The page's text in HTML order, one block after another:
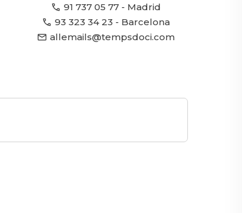
call 91 737 05 77 - Madrid
call 93 323 34 23 - Barcelona
email allemails@tempsdoci.com